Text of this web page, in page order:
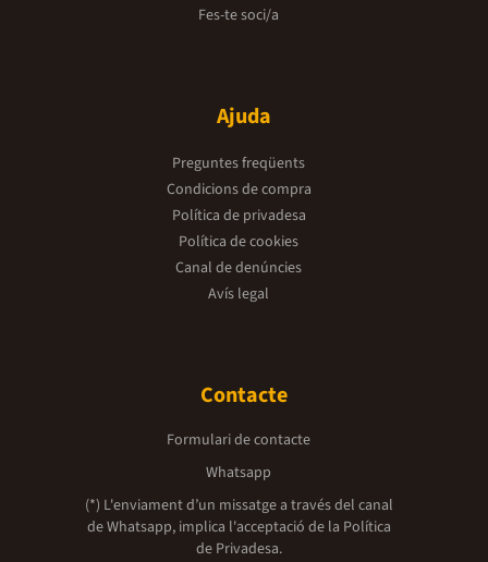
Fes-te soci/a
Ajuda
Preguntes freqüents
Condicions de compra
Política de privadesa
Política de cookies
Canal de denúncies
Avís legal
Contacte
Formulari de contacte
Whatsapp
(*) L'enviament d’un missatge a través del canal
de Whatsapp, implica l'acceptació de la Política
de Privadesa.